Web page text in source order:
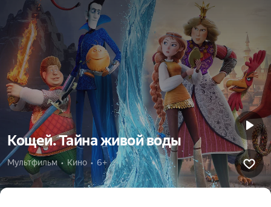
Кощей. Тайна живой воды
Мультфильм  •  Кино  •  6+